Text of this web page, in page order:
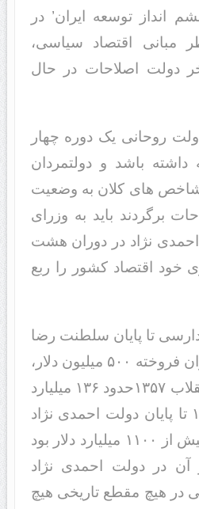
انداز توسعه ایران’ در
مبانی اقتصاد سیاسی،
دولت اصلاحات در حال
روحانی یک دوره چهار
داشته باشد و دولتمردان
شاخص های کلان به وضعیت
برگردند باید به وزرای
احمدی نژاد در دوران هشت
خود اقتصاد کشور را ربع
تا پایان سلطنت رضا
شاه، کل نفتی که ایران فروخته ۵۰۰ میلیون دلار،
از شهریور ۱۳۲۰ تا انقلاب ۱۳۵۷حدود ۱۳۶ میلیارد
دلار و از انقلاب ۱۳۵۷ تا پایان دولت احمدی نژاد
یعنی تا مرداد ۱۳۹۲ بیش از ۱۱۰۰ میلیارد دلار بود
دلار آن در دولت احمدی نژاد
در هیچ مقطع تاریخی هیچ